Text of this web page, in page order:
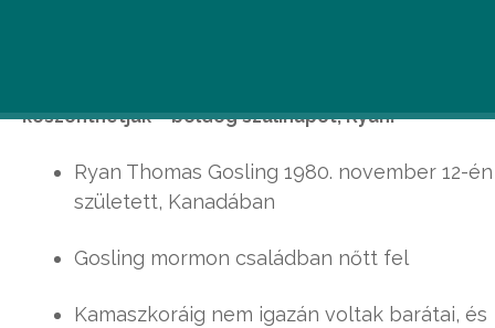
köszönthetjük – boldog szülinapot, Ryan!
Ryan Thomas Gosling 1980. november 12-én
született, Kanadában
Gosling mormon családban nőtt fel
Kamaszkoráig nem igazán voltak barátai, és